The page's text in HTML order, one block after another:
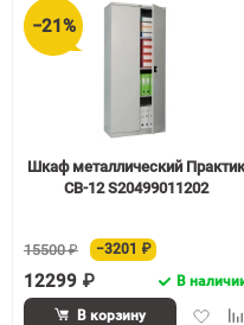
−21%
Шкаф металлический Практик
СВ-12 S20499011202
15500 ₽ −3201 ₽
12299 ₽ В
В корзину